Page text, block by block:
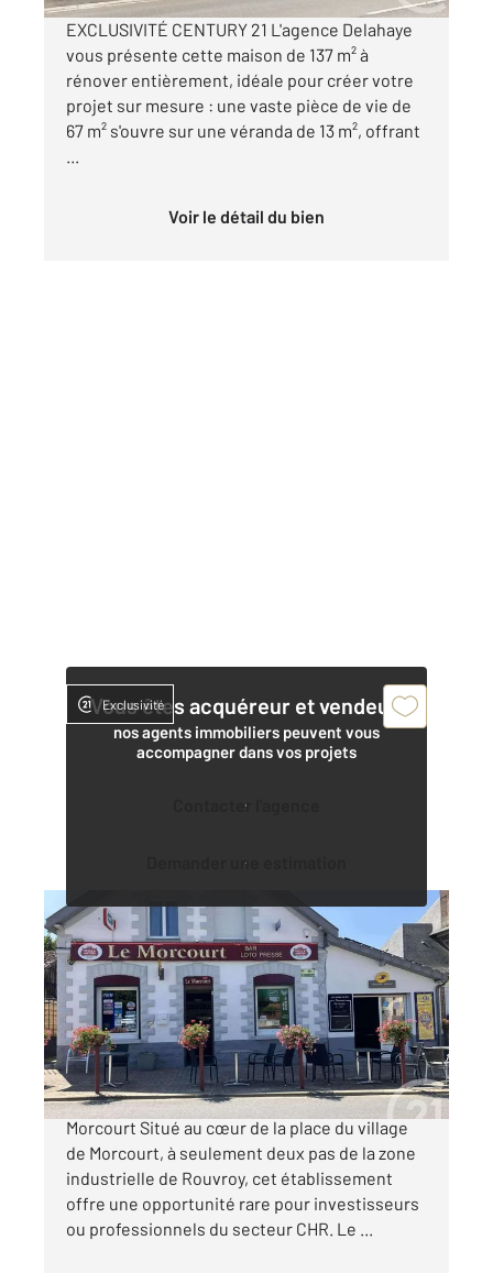
EXCLUSIVITÉ CENTURY 21 L'agence Delahaye
vous présente cette maison de 137 m² à
rénover entièrement, idéale pour créer votre
projet sur mesure : une vaste pièce de vie de
67 m² s'ouvre sur une véranda de 13 m², offrant
Voir le détail du bien
Vous êtes acquéreur et vendeur,
nos agents immobiliers peuvent vous
accompagner dans vos projets
Contacter l'agence
Demander une estimation
Exclusivité
MORCOURT 02
181,50 m2, 6 pièces
Ref : 13527
Maison à vendre
227 000 €
À vendre - Bar-restaurant avec logements -
Morcourt Situé au cœur de la place du village
de Morcourt, à seulement deux pas de la zone
industrielle de Rouvroy, cet établissement
offre une opportunité rare pour investisseurs
ou professionnels du secteur CHR. Le ...